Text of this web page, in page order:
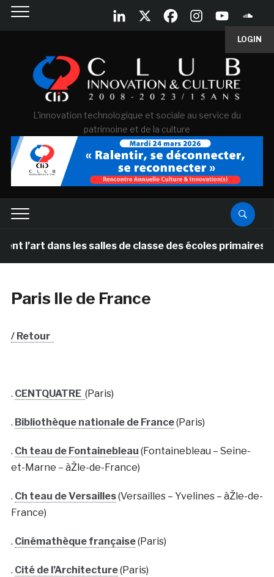
LOGIN
L'innovation technologique et sociale au service du
patrimoine et de la culture
dans les salles de classe des écoles primaires des
Paris Ile de France
/ Retour
. CENTQUATRE (Paris)
. Bibliothèque nationale de France(Paris)
. Ch teau de Fontainebleau (Fontainebleau – Seine-
et-Marne – àŽle-de-France)
. Ch teau de Versailles(Versailles – Yvelines – àŽle-de-
France)
. Cinémathèque française(Paris)
. Cité de l’Architecture(Paris)